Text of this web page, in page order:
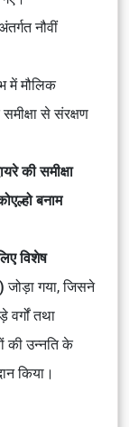
नौवीं
में मौलिक
से संरक्षण
की समीक्षा
बनाम
विशेष
जोड़ा गया, जिसने
तथा
की उन्नति के
किया।